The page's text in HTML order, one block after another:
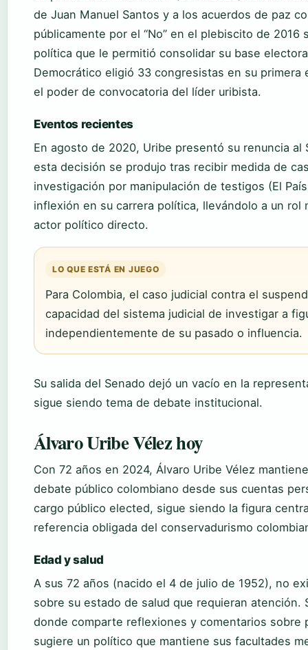
de Juan Manuel Santos y a los acuerdos de paz
públicamente por el “No” en el plebiscito de 2016
política que le permitió consolidar su base
Democrático eligió 33 congresistas en su
el poder de convocatoria del líder uribista.
Eventos recientes
En agosto de 2020, Uribe presentó su renuncia al
esta decisión se produjo tras recibir medida de
investigación por manipulación de testigos (El
inflexión en su carrera política, llevándolo a un rol
actor político directo.
LO QUE ESTÁ EN JUEGO
Para Colombia, el caso judicial contra el
capacidad del sistema judicial de investigar a
independientemente de su pasado o influencia.
Su salida del Senado dejó un vacío en la
sigue siendo tema de debate institucional.
Álvaro Uribe Vélez hoy
Con 72 años en 2024, Álvaro Uribe Vélez
debate público colombiano desde sus cuentas
cargo público elected, sigue siendo la figura
referencia obligada del conservadurismo
Edad y salud
A sus 72 años (nacido el 4 de julio de 1952), no
sobre su estado de salud que requieran
donde comparte reflexiones y comentarios
sugiere un político que mantiene sus facultades